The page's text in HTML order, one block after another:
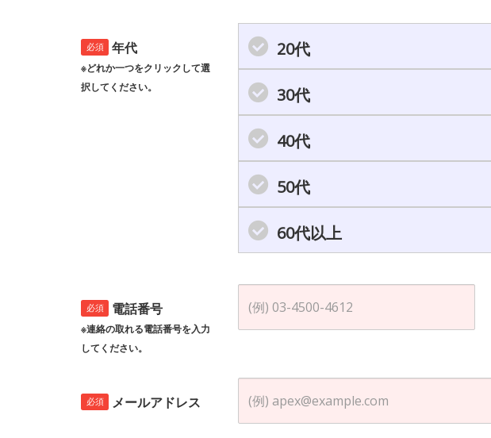
必須 年代
※どれか一つをクリックして選
択してください。
20代
30代
40代
50代
60代以上
必須 電話番号
※連絡の取れる電話番号を入力
してください。
必須 メールアドレス